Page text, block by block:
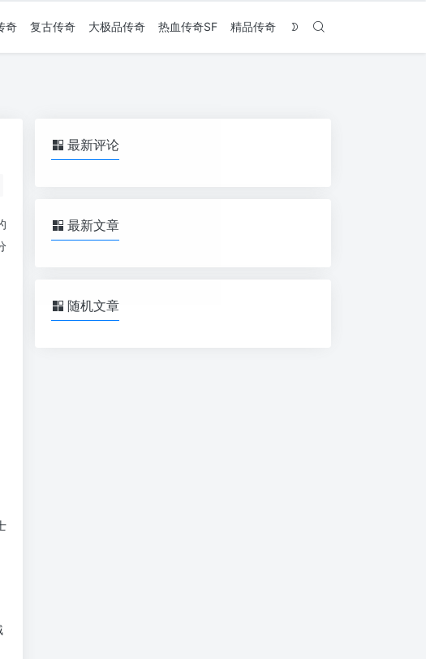
奇 复古传奇 大极品传奇 热血传奇SF 精品传奇
最新评论
最新文章
随机文章